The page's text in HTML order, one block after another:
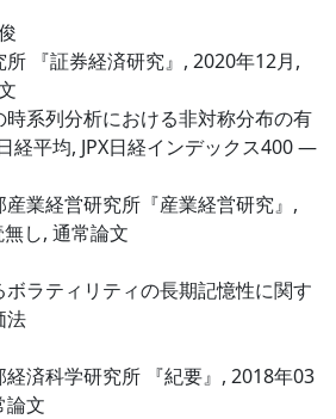
所 『証券経済研究』, 2020年12月,
時系列分析における非対称分布の有
経平均, JPX日経インデックス400 ―
産業経営研究所『産業経営研究』,
し, 通常論文
ラティリティの長期記憶性に関す
法
経済科学研究所 『紀要』, 2018年03
論文